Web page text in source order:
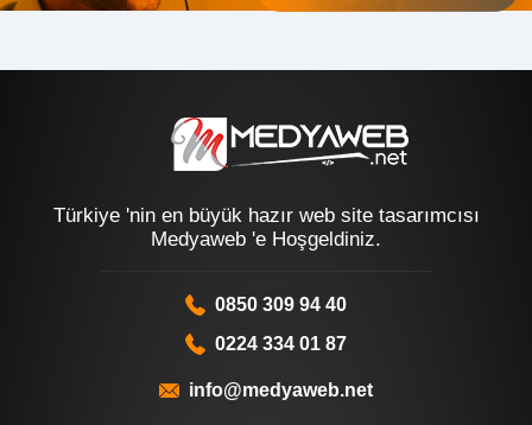
Türkiye 'nin en büyük hazır web site tasarımcısı
Medyaweb 'e Hoşgeldiniz.
0850 309 94 40
0224 334 01 87
info@medyaweb.net